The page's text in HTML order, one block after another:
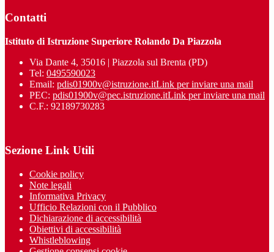
Contatti
Istituto di Istruzione Superiore Rolando Da Piazzola
Via Dante 4, 35016 | Piazzola sul Brenta (PD)
Tel: 0495590023
Email: pdis01900v@istruzione.itLink per inviare una mail
PEC: pdis01900v@pec.istruzione.itLink per inviare una mail
C.F.: 92189730283
Sezione Link Utili
Cookie policy
Note legali
Informativa Privacy
Ufficio Relazioni con il Pubblico
Dichiarazione di accessibilità
Obiettivi di accessibilità
Whistleblowing